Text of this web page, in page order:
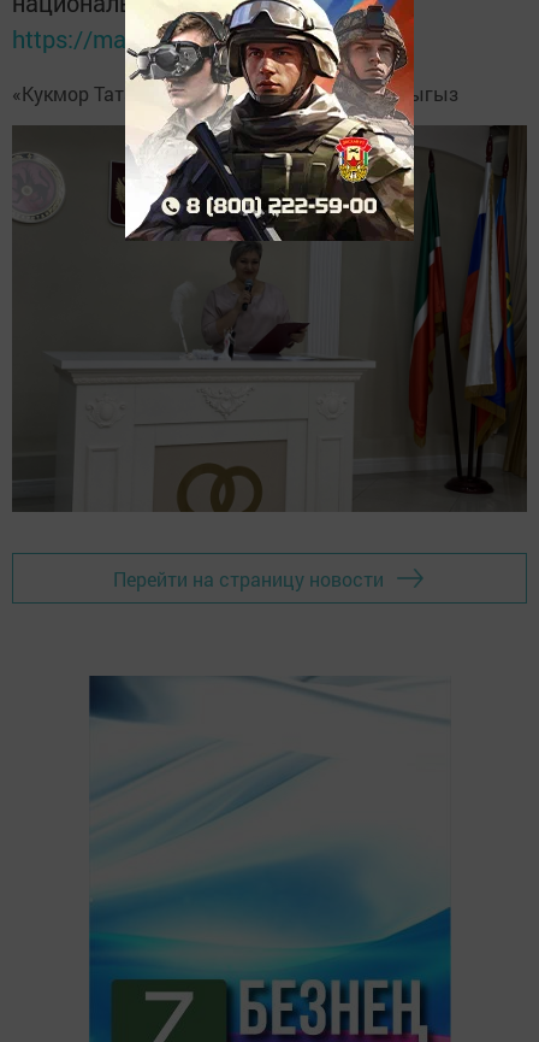
https://max.ru/tatmedia
«Кукмор Татарстан»Telegram-каналгаязылыгыз
Перейти на страницу новости